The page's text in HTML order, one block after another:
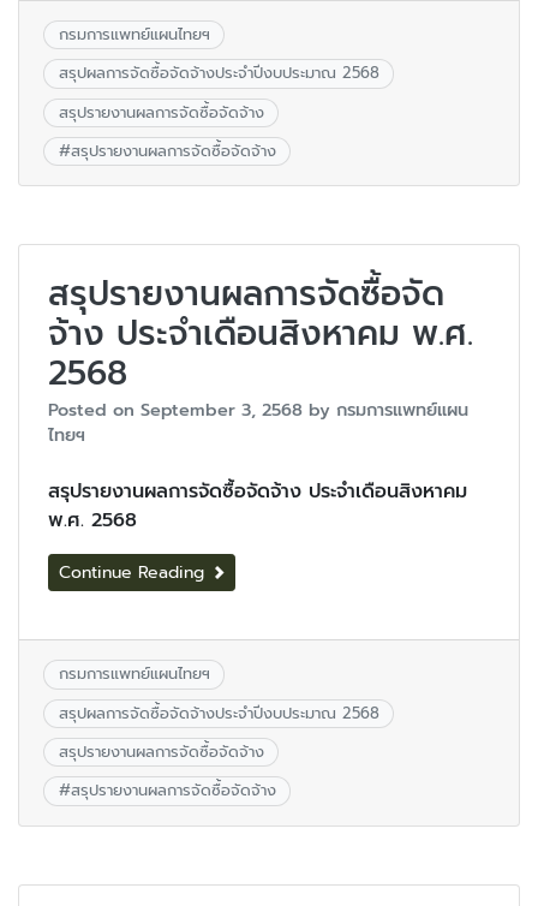
กรมการแพทย์แผนไทยฯ
สรุปผลการจัดซื้อจัดจ้างประจำปีงบประมาณ 2568
สรุปรายงานผลการจัดซื้อจัดจ้าง
#สรุปรายงานผลการจัดซื้อจัดจ้าง
สรุปรายงานผลการจัดซื้อจัด
จ้าง ประจำเดือนสิงหาคม พ.ศ.
2568
Posted on September 3, 2568 by กรมการแพทย์แผน
ไทยฯ
สรุปรายงานผลการจัดซื้อจัดจ้าง ประจำเดือนสิงหาคม
พ.ศ. 2568
Continue Reading
กรมการแพทย์แผนไทยฯ
สรุปผลการจัดซื้อจัดจ้างประจำปีงบประมาณ 2568
สรุปรายงานผลการจัดซื้อจัดจ้าง
#สรุปรายงานผลการจัดซื้อจัดจ้าง